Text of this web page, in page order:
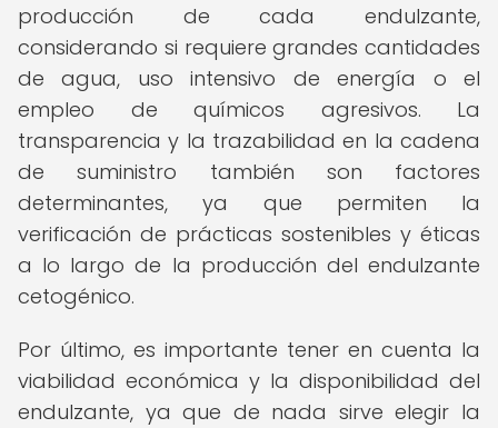
producción de cada endulzante,
considerando si requiere grandes cantidades
de agua, uso intensivo de energía o el
empleo de químicos agresivos. La
transparencia y la trazabilidad en la cadena
de suministro también son factores
determinantes, ya que permiten la
verificación de prácticas sostenibles y éticas
a lo largo de la producción del endulzante
cetogénico.
Por último, es importante tener en cuenta la
viabilidad económica y la disponibilidad del
endulzante, ya que de nada sirve elegir la